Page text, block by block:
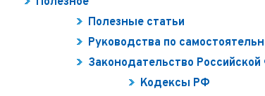
Полезные статьи
Руководства по
Законодательство
Кодексы РФ